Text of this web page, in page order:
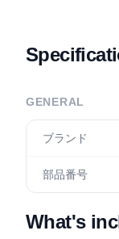
GENERAL
ブランド
部品番号
What's